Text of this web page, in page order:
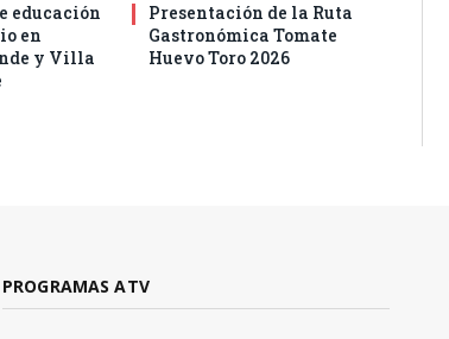
educación
en
y Villa
Presentación de la Ruta
Gastronómica Tomate
Huevo Toro 2026
PROGRAMAS ATV